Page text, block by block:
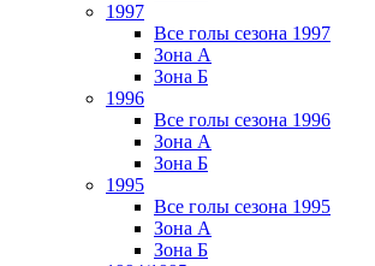
1997
Все голы сезона 1997
Зона А
Зона Б
1996
Все голы сезона 1996
Зона А
Зона Б
1995
Все голы сезона 1995
Зона А
Зона Б